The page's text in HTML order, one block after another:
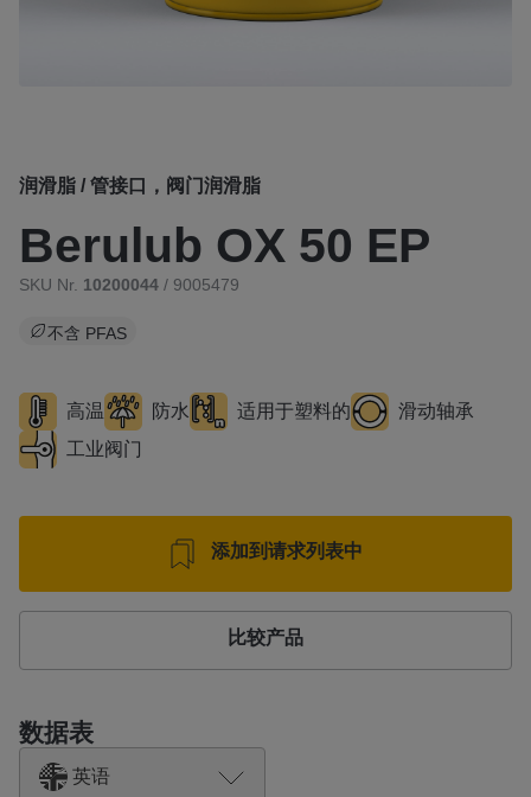
润滑脂 / 管接口，阀门润滑脂
Berulub OX 50 EP
SKU Nr. 10200044 / 9005479
不含 PFAS
高温 防水 适用于塑料的
滑动轴承
工业阀门
添加到请求列表中
比较产品
数据表
英语